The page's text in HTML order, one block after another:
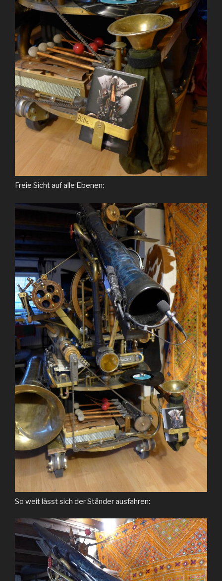
Freie Sicht auf alle Ebenen:
So weit lässt sich der Ständer ausfahren: